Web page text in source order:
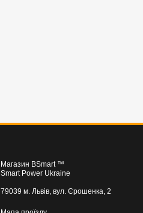
Магазин BSmart ™
Smart Power Ukraine
79039 м. Львів, вул. Єрошенка, 2